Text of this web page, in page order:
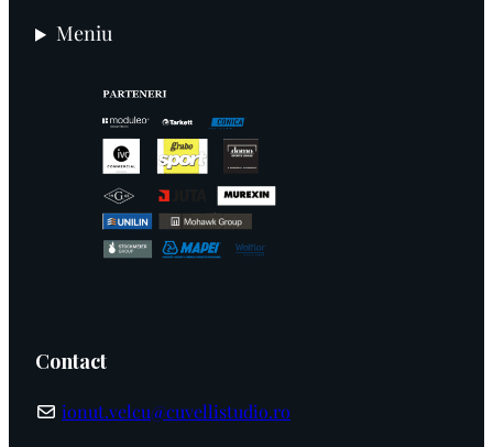
Meniu
Contact
ionut.velcu@cuvellistudio.ro